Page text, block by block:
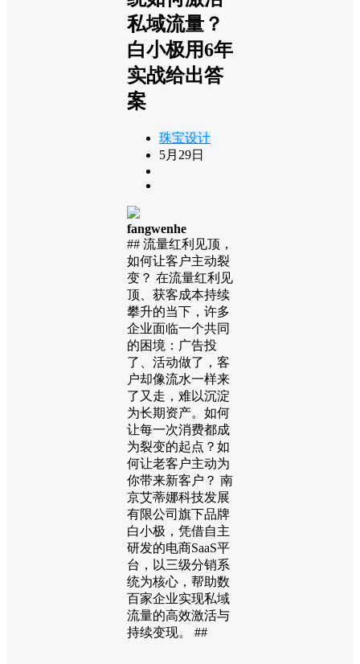
私域流量？
白小极用6年
实战给出答
案
珠宝设计
5月29日
fangwenhe
## 流量红利见顶，
如何让客户主动裂
变？ 在流量红利见
顶、获客成本持续
攀升的当下，许多
企业面临一个共同
的困境：广告投
了、活动做了，客
户却像流水一样来
了又走，难以沉淀
为长期资产。如何
让每一次消费都成
为裂变的起点？如
何让老客户主动为
你带来新客户？ 南
京艾蒂娜科技发展
有限公司旗下品牌
白小极，凭借自主
研发的电商SaaS平
台，以三级分销系
统为核心，帮助数
百家企业实现私域
流量的高效激活与
持续变现。 ##